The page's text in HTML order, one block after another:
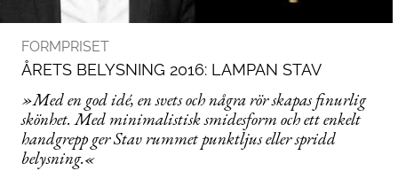
FORMPRISET
ÅRETS BELYSNING 2016: LAMPAN STAV
»Med en god idé, en svets och några rör skapas finurlig
skönhet. Med minimalistisk smidesform och ett enkelt
handgrepp ger Stav rummet punktljus eller spridd
belysning.«